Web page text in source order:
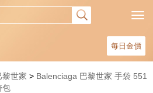
每日金價
黎世家
Balenciaga 巴黎世家 手袋 551
包